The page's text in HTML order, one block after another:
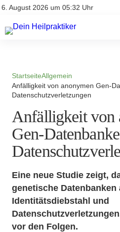
6. August 2026 um 05:32 Uhr
Impressum
Natürliche Medizin
Heilpflanzen &
StartseiteAllgemein
Anfälligkeit von anonymen Gen-
Datenschutzverletzungen
Anfälligkeit von
Gen-
Eine neue Studie zeigt,
genetische
Identitätsdiebstahl und
vor den Folgen.